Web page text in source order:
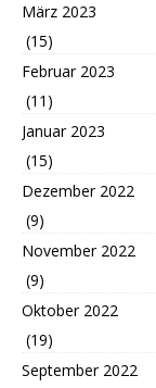
März 2023
(15)
Februar 2023
(11)
Januar 2023
(15)
Dezember 2022
(9)
November 2022
(9)
Oktober 2022
(19)
September 2022